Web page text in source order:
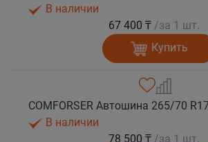
В наличии
67 400 ₸ /за 1 шт.
Купить
В наличии
78 500 ₸ /за 1 шт.